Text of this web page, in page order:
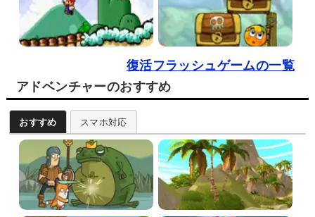
復活フラッシュゲームの一覧
アドベンチャーのおすすめ
おすすめ スマホ対応